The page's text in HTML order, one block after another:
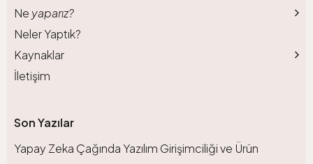
Ne yaparız?
Neler Yaptık?
Kaynaklar
İletişim
Son Yazılar
Yapay Zeka Çağında Yazılım Girişimciliği ve Ürün